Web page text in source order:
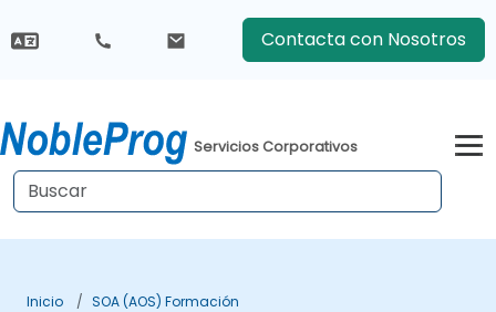
Contacta con Nosotros
Servicios Corporativos
Inicio
SOA (AOS) Formación